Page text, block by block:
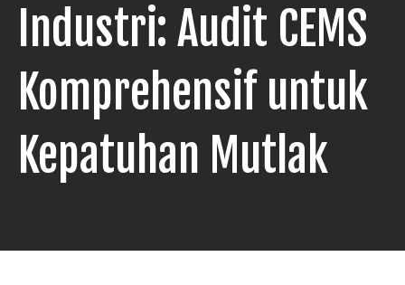
Industri: Audit CEMS
Komprehensif untuk
Kepatuhan Mutlak